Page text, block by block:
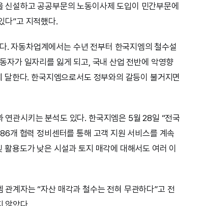
설하고 공공부문의 노동이사제 도입이 민간부문에
다”고 지적했다.
. 자동차업계에서는 수년 전부터 한국지엠의 철수설
자가 일자리를 잃게 되고, 국내 산업 전반에 악영향
한다. 한국지엠으로서도 정부와의 갈등이 불거지면
관시키는 분석도 있다. 한국지엠은 5월 28일 “전국
개 협력 정비센터를 통해 고객 지원 서비스를 계속
용도가 낮은 시설과 토지 매각에 대해서도 여러 이
계자는 “자산 매각과 철수는 전혀 무관하다”고 전